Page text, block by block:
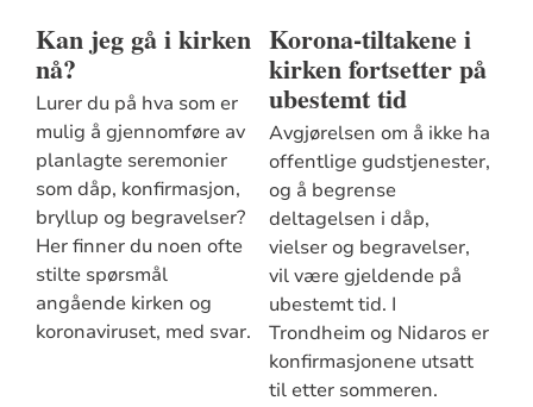
Kan jeg gå i kirken
nå?
Lurer du på hva som er
mulig å gjennomføre av
planlagte seremonier
som dåp, konfirmasjon,
bryllup og begravelser?
Her finner du noen ofte
stilte spørsmål
angående kirken og
koronaviruset, med svar.
Korona-tiltakene i
kirken fortsetter på
ubestemt tid
Avgjørelsen om å ikke ha
offentlige gudstjenester,
og å begrense
deltagelsen i dåp,
vielser og begravelser,
vil være gjeldende på
ubestemt tid. I
Trondheim og Nidaros er
konfirmasjonene utsatt
til etter sommeren.